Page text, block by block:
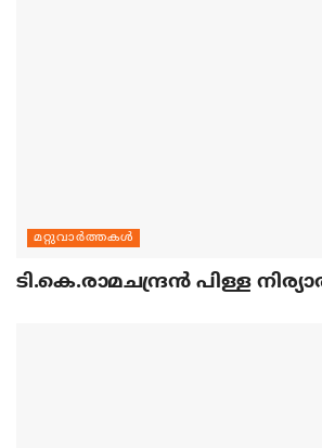
മറ്റുവാര്‍ത്തകള്‍
ടി.കെ.രാമചന്ദ്രന്‍ പിള്ള